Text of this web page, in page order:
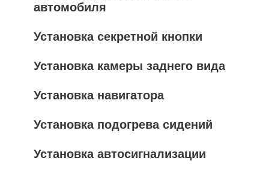
автомобиля
Установка секретной кнопки
Установка камеры заднего вида
Установка навигатора
Установка подогрева сидений
Установка автосигнализации